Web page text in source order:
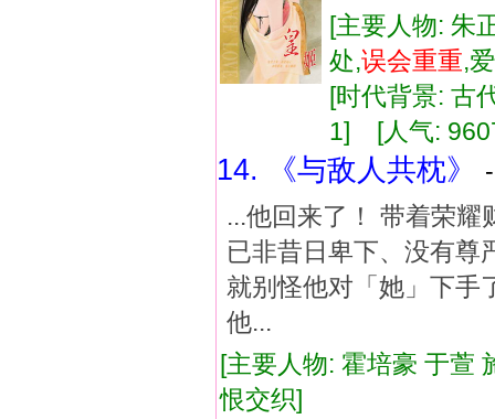
[主要人物: 朱
处,误会重重,
[时代背景:
1] [人气:
14. 《与敌人共枕》
...他回来了！ 带着荣
已非昔日卑下、没有
就别怪他对「她」下手
他...
[主要人物: 霍培豪 于
恨交织]